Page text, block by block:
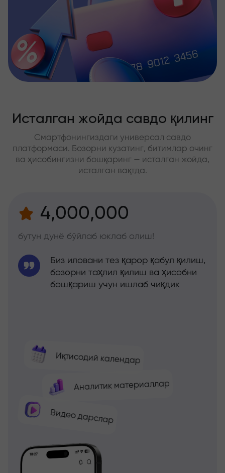
Исталган жойда савдо қилинг
Смартфонингиздаги универсал савдо
платформаси. Бозорни кузатинг, битимлар очинг
ва ҳисобингизни бошқаринг — исталган жойда,
исталган вақтда.
4,000,000
бутун дунё бўйлаб юклаб олиш!
Иқтисодий календар
Аналитик материаллар
Видео дарслар
Биз иловани тез қарор қабул қилиш,
бозорни таҳлил қилиш ва ҳисобни
бошқариш учун ишлаб чиқдик